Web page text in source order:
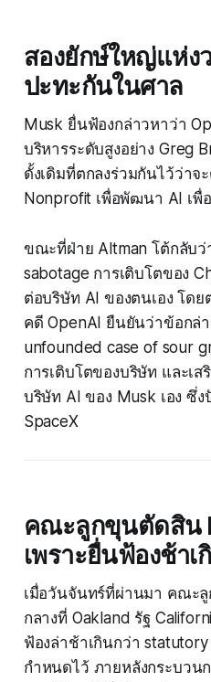
สองยักษ์ใหญ่แห่ง
ปะทะกันในศาล
Musk ยื่นฟ้องกล่าวหาว่า
บริหารระดับสูงอย่าง Greg
ดั้งเดิมที่ตกลงร่วมกันไว้ว่า
Nonprofit เพื่อพัฒนา AI เ
ขณะที่ฝ่าย Altman โต้กลับว่
sabotage การเติบโตของ
ต่อบริษัท AI ของตนเอง โด
คดี OpenAI ยืนยันว่าข้อกล่
unfounded case of sour
การเติบโตของบริษัท และเส
บริษัท AI ของ Musk เอง ซึ่
SpaceX
คณะลูกขุนตัดสิน
เพราะยื่นฟ้องช้าเ
เมื่อวันจันทร์ที่ผ่านมา คณะ
กลางที่ Oakland รัฐ
ฟ้องล่าช้าเกินกว่า
กำหนดไว้ ภายหลังกระบว